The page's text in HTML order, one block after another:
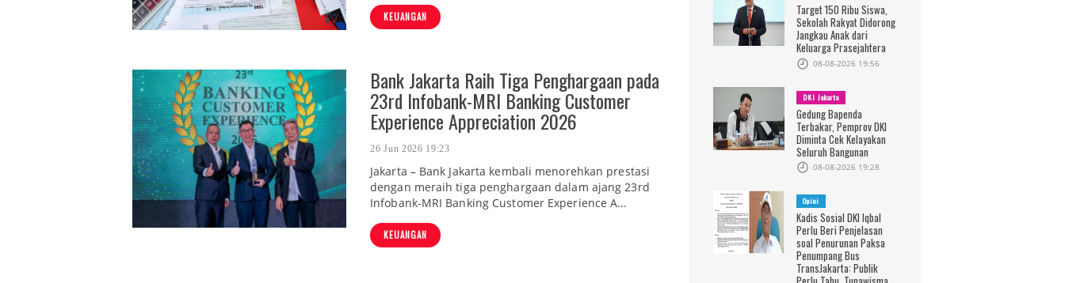
KEUANGAN
Bank Jakarta Raih Tiga Penghargaan pada
23rd Infobank-MRI Banking Customer
Experience Appreciation 2026
26 Jun 2026 19:23
Jakarta – Bank Jakarta kembali menorehkan prestasi
dengan meraih tiga penghargaan dalam ajang 23rd
Infobank-MRI Banking Customer Experience A...
KEUANGAN
Target 150 Ribu Siswa,
Sekolah Rakyat Didorong
Jangkau Anak dari
Keluarga Prasejahtera
08-08-2026 19:56
DKI Jakarta
Gedung Bapenda
Terbakar, Pemprov DKI
Diminta Cek Kelayakan
Seluruh Bangunan
08-08-2026 19:28
Opini
Kadis Sosial DKI Iqbal
Perlu Beri Penjelasan
soal Penurunan Paksa
Penumpang Bus
TransJakarta: Publik